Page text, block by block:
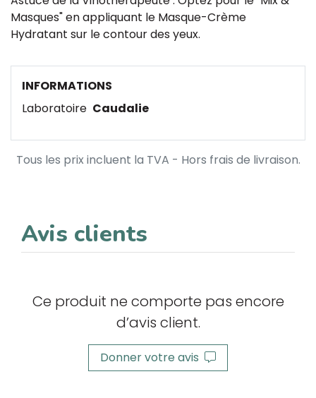
Masques" en appliquant le Masque-Crème
Hydratant sur le contour des yeux.
INFORMATIONS
Laboratoire Caudalie
Tous les prix incluent la TVA - Hors frais de livraison.
Avis clients
Ce produit ne comporte pas encore
d’avis client.
Donner votre avis